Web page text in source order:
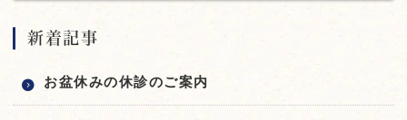
新着記事
お盆休みの休診のご案内